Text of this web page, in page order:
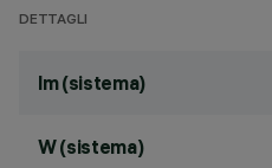
DETTAGLI
lm (sistema)
W (sistema)